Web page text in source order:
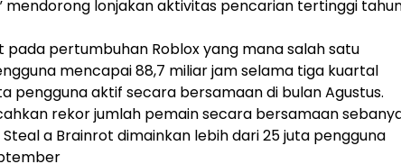
mendorong lonjakan aktivitas pencarian tertinggi
pada pertumbuhan Robloxyang mana salah satu
mencapai 88,7 miliar jam selama tiga kuartal
pengguna aktif secara bersamaan di bulan Agustus.
rekor jumlah pemain secara bersamaan
a Brainrot dimainkan lebih dari 25 juta pengguna